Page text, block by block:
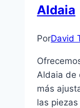
Aldaia
PorDavid
Aldaia de
más
las